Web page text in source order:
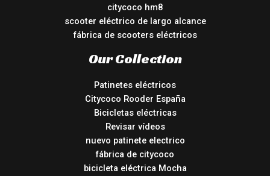
citycoco hm8
scooter eléctrico de largo alcance
fábrica de scooters eléctricos
Our Collection
Patinetes eléctricos
Citycoco Rooder España
Bicicletas eléctricas
Revisar vídeos
nuevo patinete electrico
fábrica de citycoco
bicicleta eléctrica Mocha